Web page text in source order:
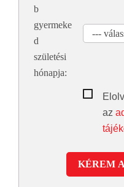
b
gyermeke
d
születési
hónapja:
az
KÉREM